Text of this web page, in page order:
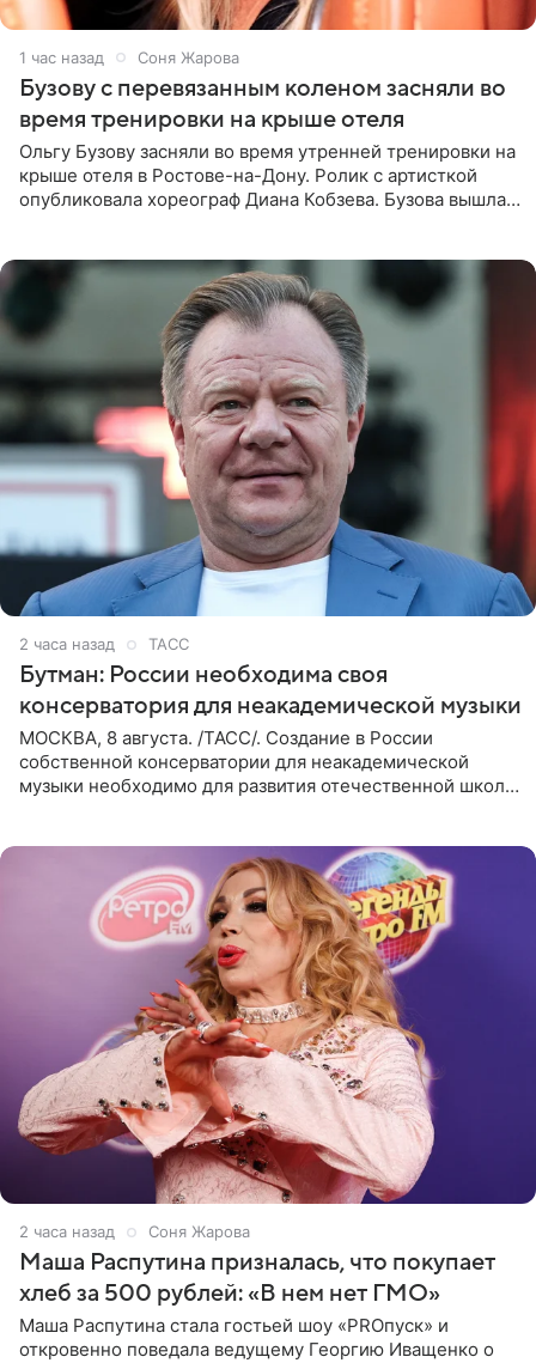
1 час назад Соня Жарова
Бузову с перевязанным коленом засняли во
время тренировки на крыше отеля
Ольгу Бузову засняли во время утренней тренировки на
крыше отеля в Ростове-на-Дону. Ролик с артисткой
опубликовала хореограф Диана Кобзева. Бузова вышла
2 часа назад ТАСС
Бутман: России необходима своя
консерватория для неакадемической музыки
МОСКВА, 8 августа. /ТАСС/. Создание в России
собственной консерватории для неакадемической
музыки необходимо для развития отечественной школы
2 часа назад Соня Жарова
Маша Распутина призналась, что покупает
хлеб за 500 рублей: «В нем нет ГМО»
Маша Распутина стала гостьей шоу «PROпуск» и
откровенно поведала ведущему Георгию Иващенко о